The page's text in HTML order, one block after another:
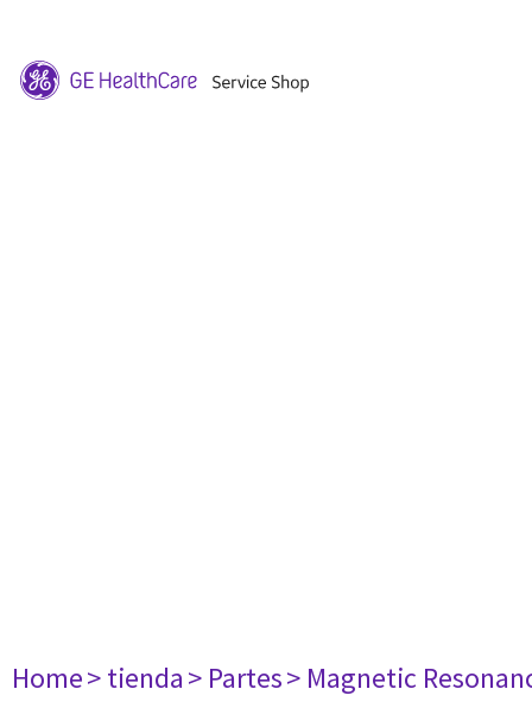
Home> tienda> Partes> Magnetic